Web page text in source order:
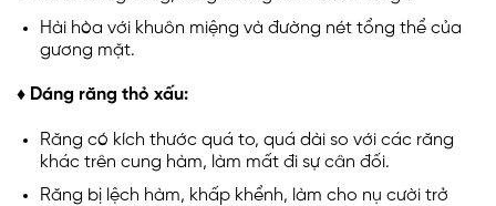
Hài hòa với khuôn miệng và đường nét tổng thể của
gương mặt.
♦ Dáng răng thỏ xấu:
Răng có kích thước quá to, quá dài so với các răng
khác trên cung hàm, làm mất đi sự cân đối.
Răng bị lệch hàm, khấp khểnh, làm cho nụ cười trở